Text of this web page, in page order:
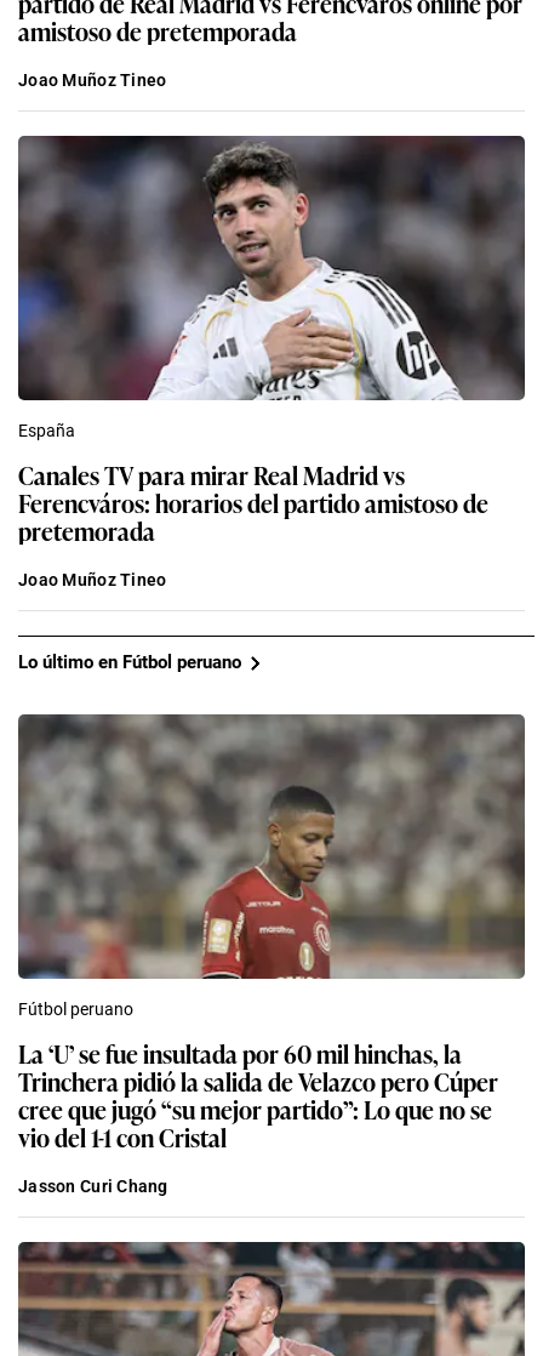
amistoso de pretemporada
Joao Muñoz Tineo
España
Canales TV para mirar Real Madrid vs
Ferencváros: horarios del partido amistoso de
pretemorada
Joao Muñoz Tineo
Lo último en Fútbol peruano
Fútbol peruano
La ‘U’ se fue insultada por 60 mil hinchas, la
Trinchera pidió la salida de Velazco pero Cúper
cree que jugó “su mejor partido”: Lo que no se
vio del 1-1 con Cristal
Jasson Curi Chang